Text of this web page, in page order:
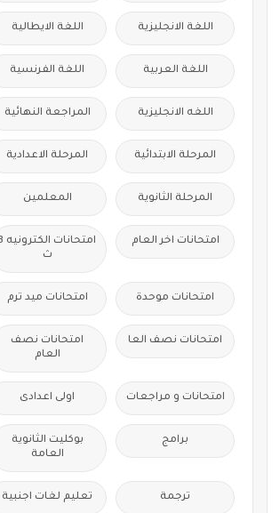
اللغة الانجليزية اللغة الايطالية
اللغة العربية اللغة الفرنسية
اللغه الانجليزية المراجعة النهائية
المرحلة الابتدائية المرحلة الاعدادية
المرحلة الثانوية المعلمين
امتحانات اخر العام
ث
امتحانات موحدة امتحانات ميد ترم
امتحانات نصف العا
امتحانات نصف
العام
امتحانات و مراجعات اولى اعدادى
برامج
بوكليت الثانوية
العامة
ترجمة تعليم لغات اجنبية